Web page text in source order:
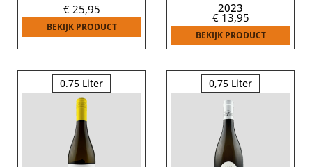
€25,95
BEKIJK PRODUCT
2023
€13,95
BEKIJK PRODUCT
0.75 Liter 0,75 Liter